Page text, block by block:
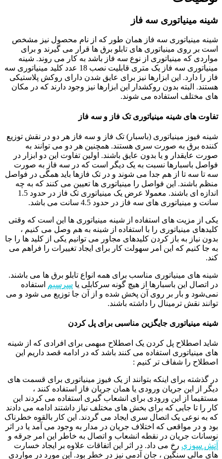
شینه مینیاتوری سه فاز
شینه مینیاتوری سه فاز همان طور که از نام محصول نیز مشخص
است بر روی مینیاتوری های تابلو برق ها قرار می گیرند و برای
مواردی که مینیاتوری از نوع سه فاز باشد به کار می روند. شینه
مینیاتوری سه فاز یک متری قابلیت نصب 18 عدد کلید مینیاتوری سه
فاز را دارد. این ابزارها نیز برای عایق شدن دارای روکش پلاستیکی
هستند. البته بدون روکشدار این ابزارها نیز وجود دارند که در مکان
های مختلف استفاده می شوند.
تفاوت های شینه مینیاتوری تک فاز و سه فاز
شینه فیوز مینیاتوری (باسبار) تک فاز و سه فاز هر دو در نقش توزیع
کننده برق به صورت سری هستند. همچنین هر دو می توانند به
صورت عایقدار و یا بدون عایق باشند. اولین تفاوت این دو ابزار در
فواصل باسبارها نسبت به یک دیگر است که در سه فاز به صورت
سه تا سه تا از هم جدا می شوند و در تک فازها باید همگی در فواصل
منظم باشند. این فواصل را مینیاتوری ها تعیین می کنند که به چه
اندازه ای باشند. معمولا عرض یک مینیاتوری تک فاز در حدود 1.5
سانت و مینیاتوری های سه فاز در حدود 4.5 سانت می باشد.
یکی از مزیت های استفاده از شینه مینیاتوری ها این است که وقتی
کلیدهای مینیاتوری را با استفاده از شینه به هم وصل می کنیم ،
بدون نیاز به باز کردن کلیدهای مجاور می توانیم یکی از کلید ها را جا
به جا کنیم که این امر سهولت کار برای ایجاد تغییرات را فراهم می
کند.
شینه های مینیاتوری مناسب برای همه انواع تابلو برق ها می باشند.
در اتصال این باسبارها از هیچ گونه سرکابلی یا سرسیم
استفاده
نمی‌شود و بار بر روی آن پخش شده و از آن جا توزیع می شود و می
توانند نقش ترمینال را داشته باشند.
شینه مینیاتوری جایگزین مناسبی برای پل کردن
شاید اصطلاح پل کردن یک اصطلاح مبهمی برای افرادی که از شینه
های مینیاتوری استفاده می کنند باشد که در ادامه قصد داریم این
اصطلاح را شفاف تر کنیم :
در گذشته برای اینکه بتوانند از یک فیوز مینیاتوری برای قسمت های
دیگر از این جریان ورودی یا همان جریان فاز استفاده کنند ،
مستقیما از این ورودی برای انشعاب گیری استفاده می کردند این
کار را تا جایی که برای بخش های مختلف نیاز داشتند ادامه می دادند
که به نوعی یک اتصال سری ایجاد می گردند. این کار بالقوه خطرناک
بود و در مواقعی که اختلاف جریان در مدار به وجود می آمد یا در اثر
نوسانات جریان در نقطه انشعاب و اتصال به خاطر این امر جرقه و
آتش سوزی رخ می داد. در اثر این اتفاقات علاوه بر ایجاد خسارت
های مالی سنگین ، جان آدمی نیز در خطر بود. این مورد در مواردی